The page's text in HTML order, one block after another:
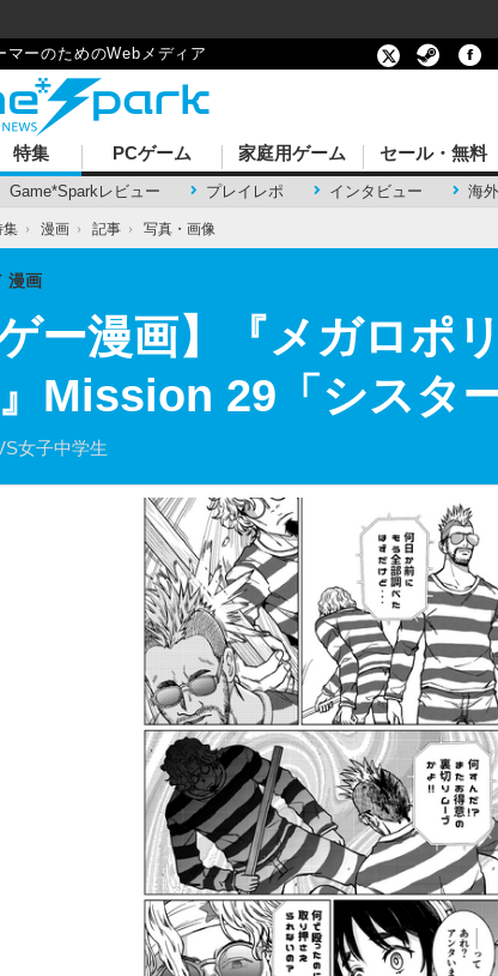
マーのためのWebメディア
特集
Game*Sparkレビュー プレイレポ インタビュー 海
PCゲーム 家庭用ゲーム セール・無料
› 漫画 › 記事 › 写真・画像
ゲー漫画】『メガロポ
Mission 29「シスタ
女子中学生
漫画